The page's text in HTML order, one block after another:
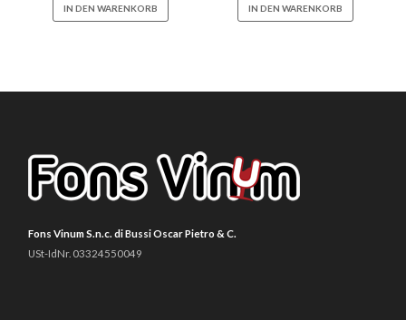
IN DEN WARENKORB IN DEN WARENKORB
Fons Vinum S.n.c. di Bussi Oscar Pietro & C.
USt-IdNr. 03324550049